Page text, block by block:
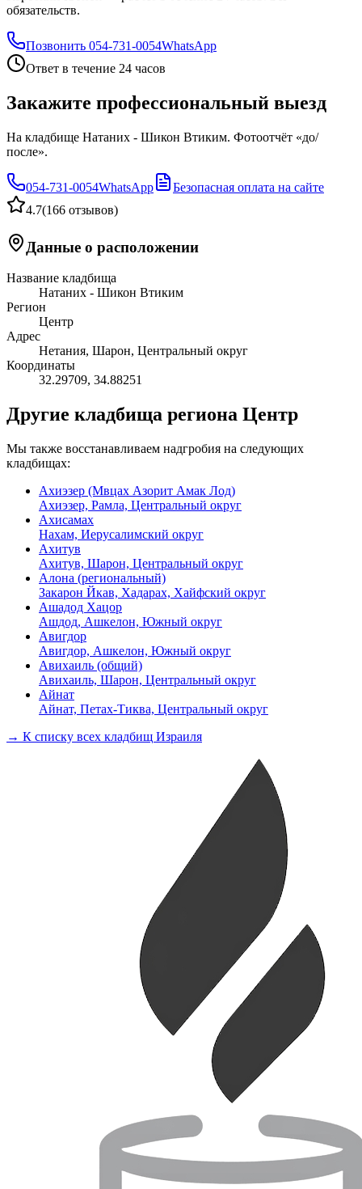
обязательств.
Позвонить 054-731-0054WhatsApp
Ответ в течение 24 часов
Закажите профессиональный выезд
На кладбище Натаних - Шикон Втиким. Фотоотчёт «до/
после».
054-731-0054WhatsApp
Безопасная оплата на сайте
4.7(166 отзывов)
Данные о расположении
Название кладбища
Натаних - Шикон Втиким
Регион
Центр
Адрес
Нетания, Шарон, Центральный округ
Координаты
32.29709, 34.88251
Другие кладбища региона Центр
Мы также восстанавливаем надгробия на следующих
кладбищах:
Ахиэзер (Мвцах Азорит Амак Лод)
Ахиэзер, Рамла, Центральный округ
Ахисамах
Нахам, Иерусалимский округ
Ахитув
Ахитув, Шарон, Центральный округ
Алона (региональный)
Закарон Йкав, Хадарах, Хайфский округ
Ашадод Хацор
Ашдод, Ашкелон, Южный округ
Авигдор
Авигдор, Ашкелон, Южный округ
Авихаиль (общий)
Авихаиль, Шарон, Центральный округ
Айнат
Айнат, Петах-Тиква, Центральный округ
→ К списку всех кладбищ Израиля